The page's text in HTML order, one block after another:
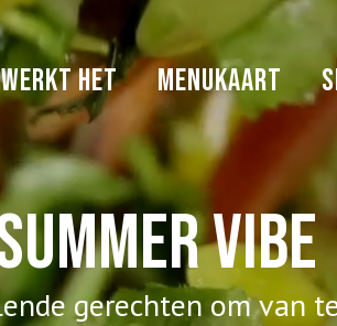
HET MENUKAART
vibe
gerechten om van